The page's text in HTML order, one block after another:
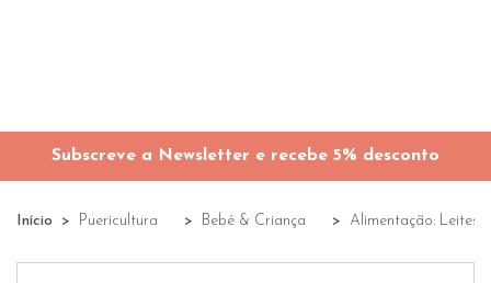
Subscreve a Newsletter e recebe 5% desconto
Início Puericultura Bebé & Criança Alimentação: Leites,